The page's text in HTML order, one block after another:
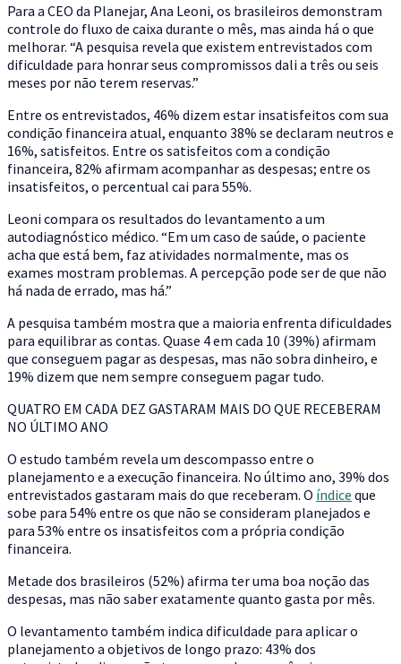
Para a CEO da Planejar, Ana Leoni, os brasileiros demonstram
controle do fluxo de caixa durante o mês, mas ainda há o que
melhorar. “A pesquisa revela que existem entrevistados com
dificuldade para honrar seus compromissos dali a três ou seis
meses por não terem reservas.”
Entre os entrevistados, 46% dizem estar insatisfeitos com sua
condição financeira atual, enquanto 38% se declaram neutros e
16%, satisfeitos. Entre os satisfeitos com a condição
financeira, 82% afirmam acompanhar as despesas; entre os
insatisfeitos, o percentual cai para 55%.
Leoni compara os resultados do levantamento a um
autodiagnóstico médico. “Em um caso de saúde, o paciente
acha que está bem, faz atividades normalmente, mas os
exames mostram problemas. A percepção pode ser de que não
há nada de errado, mas há.”
A pesquisa também mostra que a maioria enfrenta dificuldades
para equilibrar as contas. Quase 4 em cada 10 (39%) afirmam
que conseguem pagar as despesas, mas não sobra dinheiro, e
19% dizem que nem sempre conseguem pagar tudo.
QUATRO EM CADA DEZ GASTARAM MAIS DO QUE RECEBERAM
NO ÚLTIMO ANO
O estudo também revela um descompasso entre o
planejamento e a execução financeira. No último ano, 39% dos
entrevistados gastaram mais do que receberam. O índice que
sobe para 54% entre os que não se consideram planejados e
para 53% entre os insatisfeitos com a própria condição
financeira.
Metade dos brasileiros (52%) afirma ter uma boa noção das
despesas, mas não saber exatamente quanto gasta por mês.
O levantamento também indica dificuldade para aplicar o
planejamento a objetivos de longo prazo: 43% dos